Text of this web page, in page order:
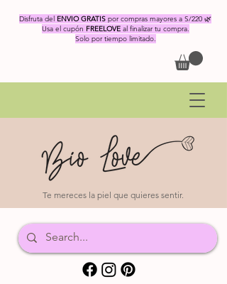
Te mereces la piel que quieres sentir.
Disfruta del ENVIO GRATIS por compras mayores a S/220 🌿
Usa el cupón FREELOVEal finalizar tu compra.
Solo por tiempo limitado.